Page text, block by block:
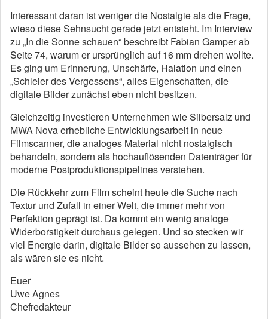
Interessant daran ist weniger die Nostalgie als die Frage,
wieso diese Sehnsucht gerade jetzt entsteht. Im Interview
zu „In die Sonne schauen“ beschreibt Fabian Gamper ab
Seite 74, warum er ursprünglich auf 16 mm drehen wollte.
Es ging um Erinnerung, Unschärfe, Halation und einen
„Schleier des Vergessens“, alles Eigenschaften, die
digitale Bilder zunächst eben nicht besitzen.
Gleichzeitig investieren Unternehmen wie Silbersalz und
MWA Nova erhebliche Entwicklungsarbeit in neue
Filmscanner, die analoges Material nicht nostalgisch
behandeln, sondern als hochauflösenden Datenträger für
moderne Postproduktionspipelines verstehen.
Die Rückkehr zum Film scheint heute die Suche nach
Textur und Zufall in einer Welt, die immer mehr von
Perfektion geprägt ist. Da kommt ein wenig analoge
Widerborstigkeit durchaus gelegen. Und so stecken wir
viel Energie darin, digitale Bilder so aussehen zu lassen,
als wären sie es nicht.
Euer
Uwe Agnes
Chefredakteur